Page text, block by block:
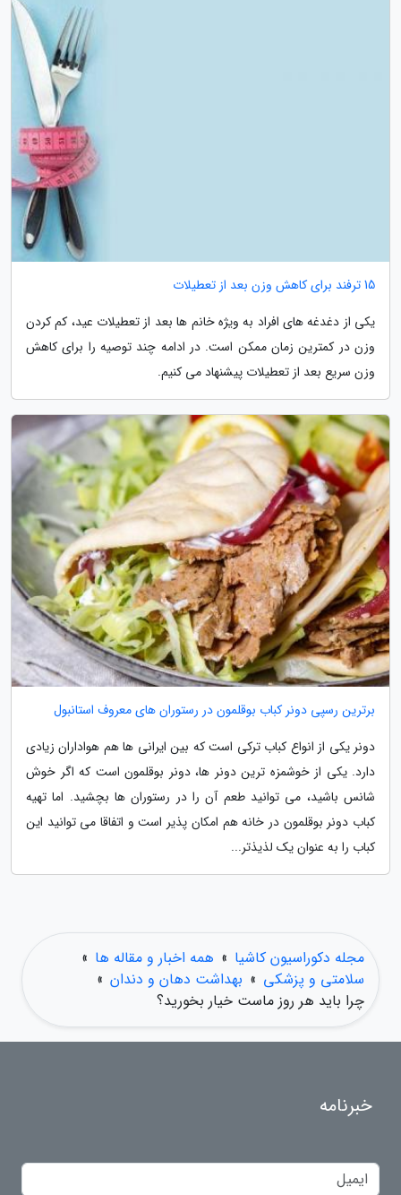
15 ترفند برای کاهش وزن بعد از تعطیلات
یکی از دغدغه های افراد به ویژه خانم ها بعد از تعطیلات عید، کم کردن
وزن در کمترین زمان ممکن است. در ادامه چند توصیه را برای کاهش
وزن سریع بعد از تعطیلات پیشنهاد می کنیم.
برترین رسپی دونر کباب بوقلمون در رستوران های معروف استانبول
دونر یکی از انواع کباب ترکی است که بین ایرانی ها هم هواداران زیادی
دارد. یکی از خوشمزه ترین دونر ها، دونر بوقلمون است که اگر خوش
شانس باشید، می توانید طعم آن را در رستوران ها بچشید. اما تهیه
کباب دونر بوقلمون در خانه هم امکان پذیر است و اتفاقا می توانید این
کباب را به عنوان یک لذیذتر...
مجله دکوراسیون کاشیا » همه اخبار و مقاله ها »
سلامتی و پزشکی » بهداشت دهان و دندان »
چرا باید هر روز ماست خیار بخورید؟
خبرنامه